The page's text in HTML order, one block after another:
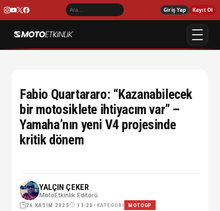
Giriş Yap Kayıt Ol
Fabio Quartararo: “Kazanabilecek
bir motosiklete ihtiyacım var” –
Yamaha’nın yeni V4 projesinde
kritik dönem
YALÇIN ÇEKER
MotoEtkinlik Editörü
26 KASIM 2025 13:20 • KATEGORI MOTOGP